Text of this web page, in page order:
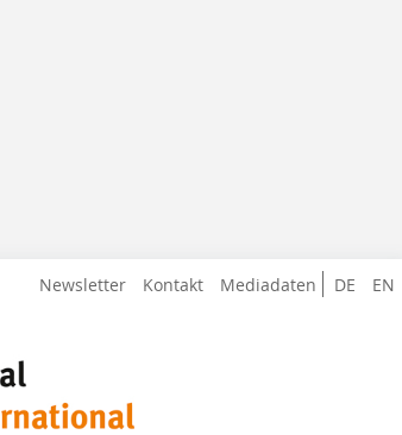
DE EN
Newsletter Kontakt Mediadaten